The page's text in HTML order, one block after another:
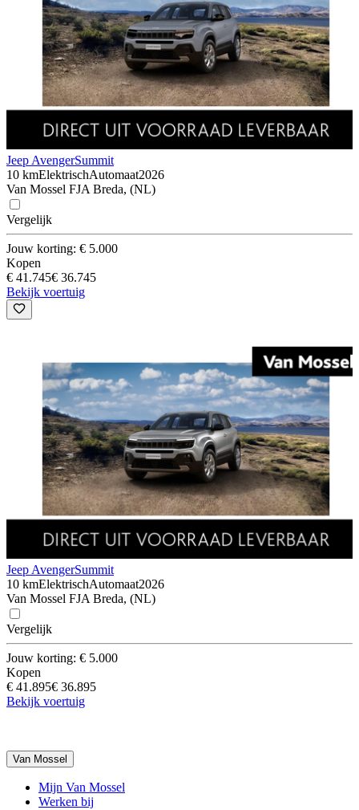
Jeep AvengerSummit
10 kmElektrischAutomaat2026
Van Mossel FJA Breda, (NL)
Vergelijk
Jouw korting: € 5.000
Kopen
€ 41.745€ 36.745
Bekijk voertuig
Jeep AvengerSummit
10 kmElektrischAutomaat2026
Van Mossel FJA Breda, (NL)
Vergelijk
Jouw korting: € 5.000
Kopen
€ 41.895€ 36.895
Bekijk voertuig
Van Mossel
Mijn Van Mossel
Werken bij